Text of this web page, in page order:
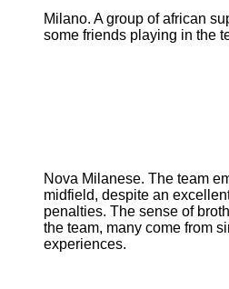
Milano. A group of african
some friends playing in the
Nova Milanese. The team
midfield, despite an
penalties. The sense of
the team, many come from
experiences.